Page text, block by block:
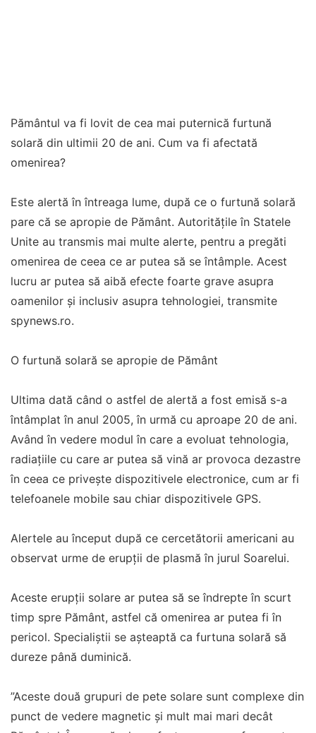
Pământul va fi lovit de cea mai puternică furtună
solară din ultimii 20 de ani. Cum va fi afectată
omenirea?
Este alertă în întreaga lume, după ce o furtună solară
pare că se apropie de Pământ. Autoritățile în Statele
Unite au transmis mai multe alerte, pentru a pregăti
omenirea de ceea ce ar putea să se întâmple. Acest
lucru ar putea să aibă efecte foarte grave asupra
oamenilor și inclusiv asupra tehnologiei, transmite
spynews.ro.
O furtună solară se apropie de Pământ
Ultima dată când o astfel de alertă a fost emisă s-a
întâmplat în anul 2005, în urmă cu aproape 20 de ani.
Având în vedere modul în care a evoluat tehnologia,
radiațiile cu care ar putea să vină ar provoca dezastre
în ceea ce privește dispozitivele electronice, cum ar fi
telefoanele mobile sau chiar dispozitivele GPS.
Alertele au început după ce cercetătorii americani au
observat urme de erupții de plasmă în jurul Soarelui.
Aceste erupții solare ar putea să se îndrepte în scurt
timp spre Pământ, astfel că omenirea ar putea fi în
pericol. Specialiștii se așteaptă ca furtuna solară să
dureze până duminică.
”Aceste două grupuri de pete solare sunt complexe din
punct de vedere magnetic și mult mai mari decât